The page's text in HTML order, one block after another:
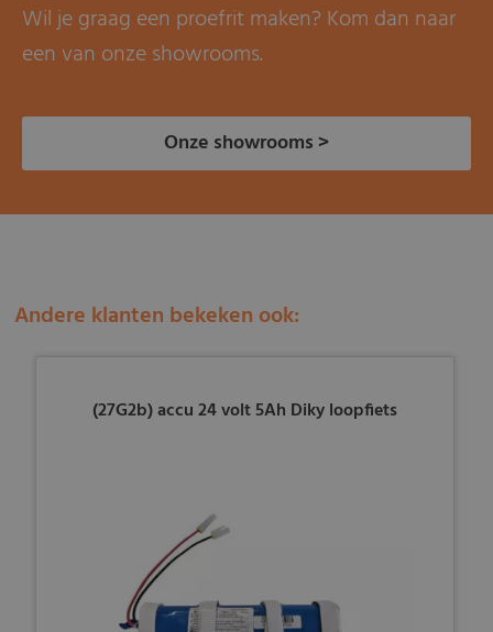
Wil je graag een proefrit maken? Kom dan naar
een van onze showrooms.
Onze showrooms >
Andere klanten bekeken ook:
(27G2b) accu 24 volt 5Ah Diky loopfiets